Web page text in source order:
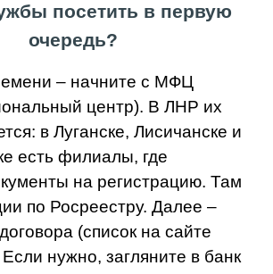
посетить в первую
очередь?
– начните с МФЦ
центр). В ЛНР их
в Луганске, Лисичанске и
есть филиалы, где
на регистрацию. Там
по Росреестру. Далее –
(список на сайте
нужно, загляните в банк